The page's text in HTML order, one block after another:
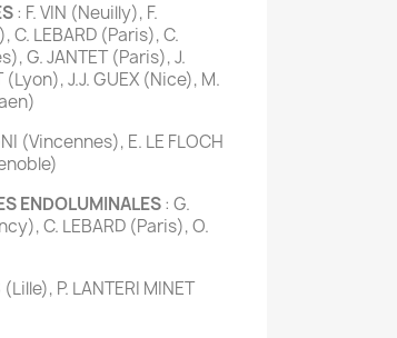
: F. VIN (Neuilly), F.
C. LEBARD (Paris), C.
G. JANTET (Paris), J.
(Lyon), J.J. GUEX (Nice), M.
(Vincennes), E. LE FLOCH
ENDOLUMINALES: G.
C. LEBARD (Paris), O.
(Lille), P. LANTERI MINET